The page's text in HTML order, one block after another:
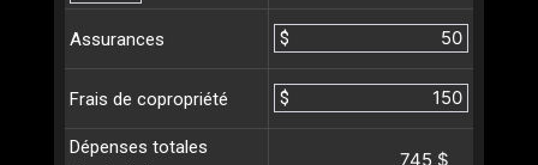
Assurances $
Frais de copropriété $
Dépenses totales
745 $